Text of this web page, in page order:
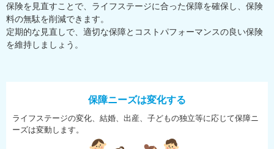
保険を見直すことで、ライフステージに合った保障を確保し、保険
料の無駄を削減できます。
定期的な見直しで、適切な保障とコストパフォーマンスの良い保険
を維持しましょう。
保障ニーズは変化する
ライフステージの変化、結婚、 出産、子どもの独立等に応じて保障ニ
ーズは変動します。